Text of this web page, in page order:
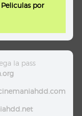
Peliculas por
la pass